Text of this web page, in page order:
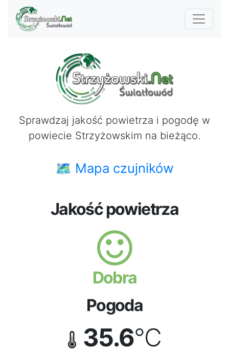
Sprawdzaj jakość powietrza i pogodę w
powiecie Strzyżowskim na bieżąco.
🗺 Mapa czujników
Jakość powietrza
Dobra
Pogoda
35.6°C